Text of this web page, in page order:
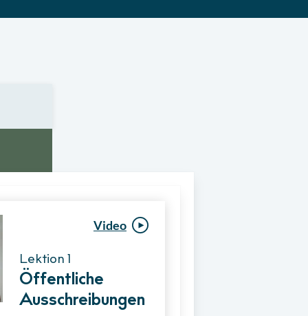
Video
Lektion 1
Öffentliche
AusschreibungenVergabeverfahre